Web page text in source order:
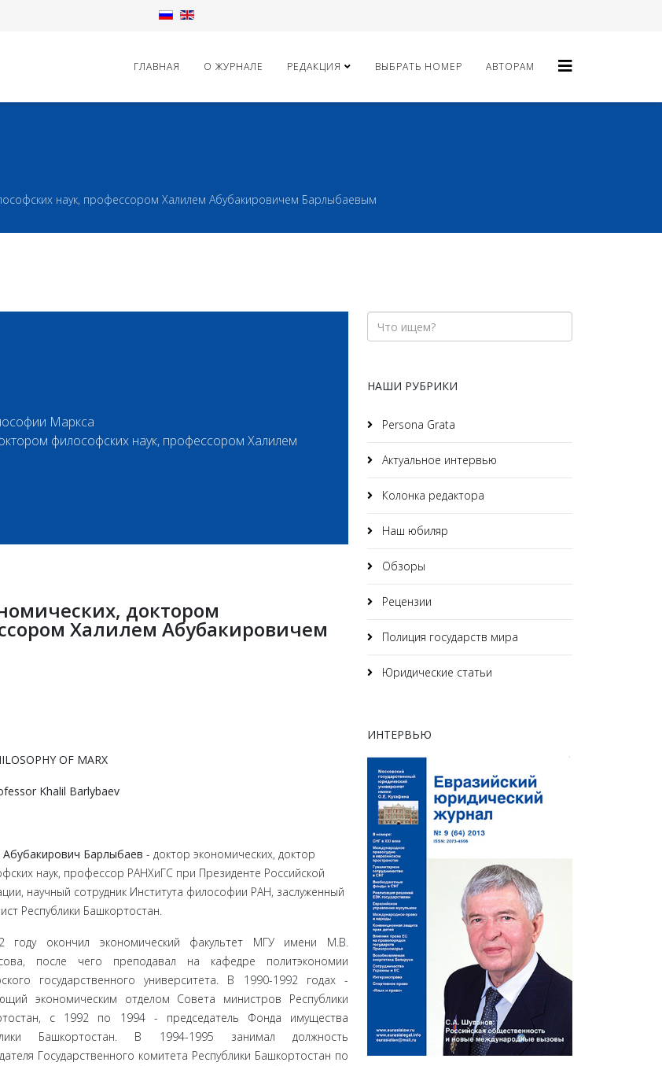
ГЛАВНАЯ О ЖУРНАЛЕ РЕДАКЦИЯ ВЫБРАТЬ НОМЕР АВТОРАМ
наук, профессором Халилем Абубакировичем Барлыбаевым
Маркса
философских наук, профессором Халилем
доктором
Халилем Абубакировичем
OF MARX
Khalil Barlybaev
Абубакирович Барлыбаев - доктор экономических, доктор
наук, про­фессор РАНХиГС при Президенте Российской
научный сотрудник Института фило­софии РАН, заслуженный
Республики Башкортостан.
году окончил экономический факультет МГУ имени М.В.
после чего преподавал на кафедре политэкономии
государственного университета. В 1990-1992 годах -
экономическим отделом Совета министров Респу­блики
с 1992 по 1994 - председатель Фонда имущества
Башкортостан. В 1994-1995 занимал должность
Государственного комитета Республики Башкортостан по
НАШИ РУБРИКИ
Persona Grata
Актуальное интервью
Колонка редактора
Наш юбиляр
Обзоры
Рецензии
Полиция государств мира
Юридические статьи
ИНТЕРВЬЮ